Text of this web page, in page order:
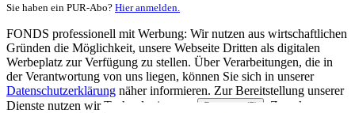
Sie haben ein PUR-Abo? Hier anmelden.
FONDS professionell mit Werbung: Wir nutzen aus wirtschaftlichen
Gründen die Möglichkeit, unsere Webseite Dritten als digitalen
Werbeplatz zur Verfügung zu stellen. Über Verarbeitungen, die in
der Verantwortung von uns liegen, können Sie sich in unserer
Datenschutzerklärung näher informieren. Zur Bereitstellung unserer
Dienste nutzen wir Technologien von
Partnern (5)
. Zwecke: